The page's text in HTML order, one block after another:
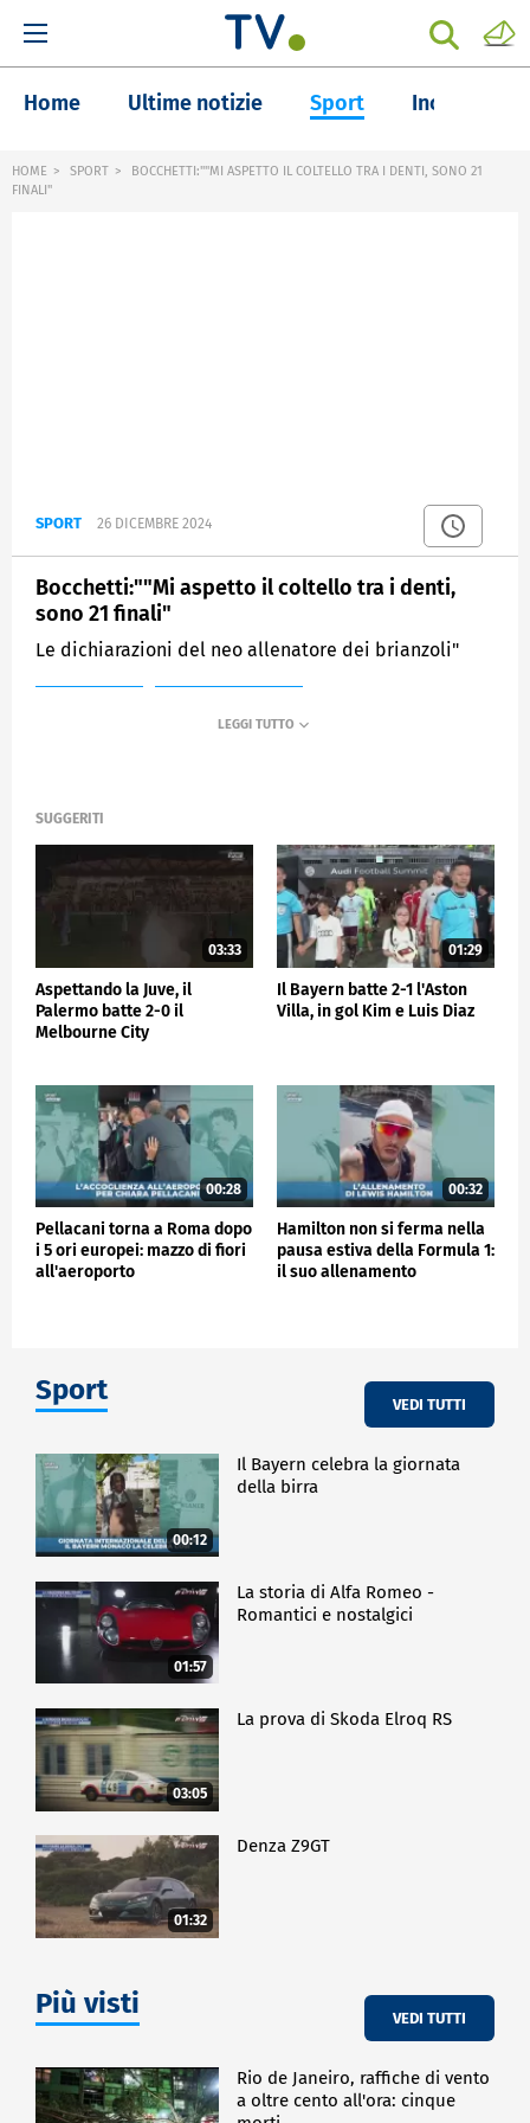
Home Ultime notizie Sport Inchieste
HOME SPORT
BOCCHETTI:""MI ASPETTO IL COLTELLO TRA I DENTI, SONO 21
FINALI"
SPORT 26 DICEMBRE 2024
Bocchetti:""Mi aspetto il coltello tra i denti,
sono 21 finali"
Le dichiarazioni del neo allenatore dei brianzoli"
SUGGERITI
03:33
Aspettando la Juve, il
Palermo batte 2-0 il
Melbourne City
01:29
Il Bayern batte 2-1 l'Aston
Villa, in gol Kim e Luis Diaz
00:28
Pellacani torna a Roma dopo
i 5 ori europei: mazzo di fiori
all'aeroporto
00:32
Hamilton non si ferma nella
pausa estiva della Formula 1:
il suo allenamento
Sport VEDI TUTTI
00:12
Il Bayern celebra la giornata
della birra
01:57
La storia di Alfa Romeo -
Romantici e nostalgici
03:05
La prova di Skoda Elroq RS
01:32
Denza Z9GT
Più visti VEDI TUTTI
Rio de Janeiro, raffiche di vento
a oltre cento all'ora: cinque